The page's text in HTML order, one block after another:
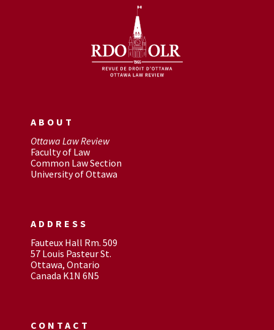
ABOUT
Ottawa Law Review
Faculty of Law
Common Law Section
University of Ottawa
ADDRESS
Fauteux Hall Rm. 509
57 Louis Pasteur St.
Ottawa, Ontario
Canada K1N 6N5
CONTACT